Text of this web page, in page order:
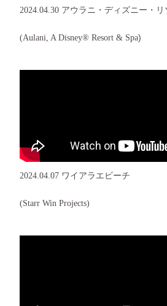
2024.04.30 アウラニ・ディズニー・
(Aulani, A Disney® Resort & Spa)
2024.04.07 ワイアラエビーチ
(Starr Win Projects)